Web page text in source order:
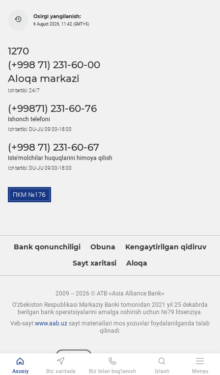
Oxirgi yangilanish:
6 August 2026, 11:42 (GMT+5)
1270
(+998 71) 231-60-00
Aloqa markazi
Ish tartibi: 24/7
(+99871) 231-60-76
Ishonch telefoni
Ish tartibi: DU-JU 09:00-18:00
(+998 71) 231-60-67
Iste'molchilar huquqlarini himoya qilish
Ish tartibi: DU-JU 09:00-18:00
Bank qonunchiligi Obuna
Kengaytirilgan qidiruv
Sayt xaritasi
Aloqa
2009 – 2026 © ATB «Asia Alliance Bank»
O'zbekiston Respublikasi Markaziy Banki tomonidan 2021 yil 25 dekabrda
berilgan bank operatsiyalarini amalga oshirish uchun №79 litsenziya.
Veb-sayt www.aab.uz sayt materiallari mos yozuvlar foydalanilganda talab
qilinadi.
Asosiy Biz xaritada Biz bilan bog’lanish Izlash Menyu